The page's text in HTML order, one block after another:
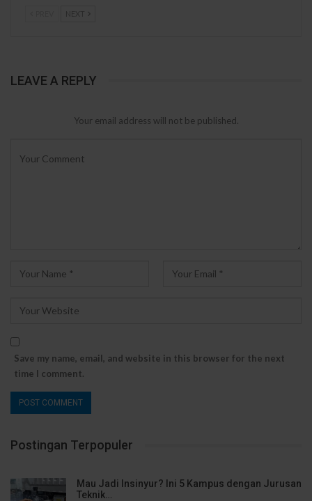
NEXT
LEAVE A REPLY
Your email address will not be published.
Save my name, email, and website in this browser for the next
time I comment.
Postingan Terpopuler
Mau Jadi Insinyur? Ini 5 Kampus dengan Jurusan
Teknik…